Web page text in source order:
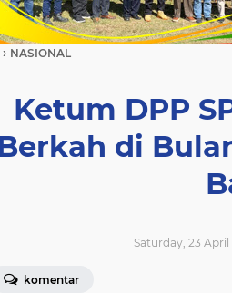
› NASIONAL
Ketum DPP
di
Saturday, 23 April
komentar